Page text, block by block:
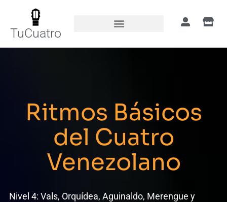
TuCuatro
Ritmos Básicos
del Cuatro
Venezolano
Nivel 4: Vals, Orquídea, Aguinaldo, Merengue y